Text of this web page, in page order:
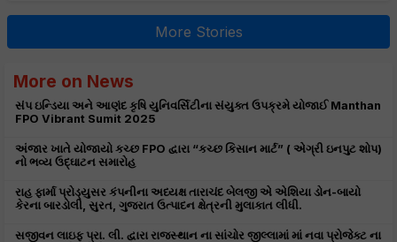
More Stories
More on News
સંપ ઇન્ડિયા અને આણંદ કૃષિ યુનિવર્સિટીના સંયુક્ત ઉપક્રમે યોજાઈ Manthan
FPO Vibrant Sumit 2025
અંજાર ખાતે યોજાયો કચ્છ FPO દ્વારા “કચ્છ કિસાન માર્ટ” ( એગ્રી ઇનપુટ શોપ)
નો ભવ્ય ઉદ્ઘાટન સમારોહ
રાહ ફાર્મા પ્રોડ્યુસર કંપનીના અધ્યક્ષ તારાચંદ બેલજી એ એશિયા ડોન-બાયો
કેરના બારડોલી, સુરત, ગુજરાત ઉત્પાદન ક્ષેત્રની મુલાકાત લીધી.
સજીવન લાઇફ પ્રા. લી. દ્વારા રાજસ્થાન ના સાંચોર જીલ્લામાં માં નવા પ્રોજેક્ટ ના